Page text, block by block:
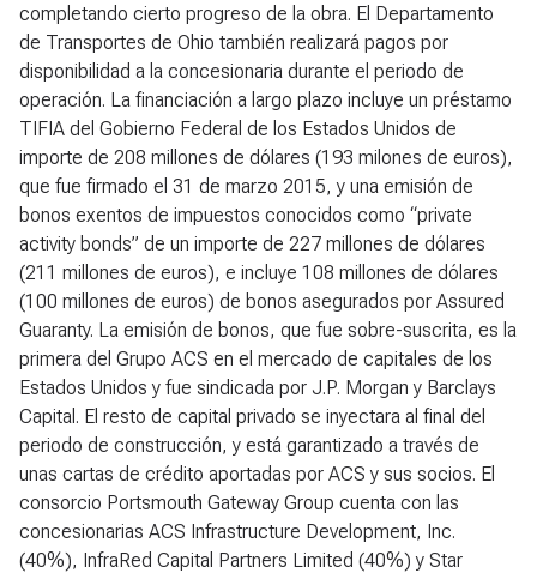
completando cierto progreso de la obra. El Departamento
de Transportes de Ohio también realizará pagos por
disponibilidad a la concesionaria durante el periodo de
operación. La financiación a largo plazo incluye un préstamo
TIFIA del Gobierno Federal de los Estados Unidos de
importe de 208 millones de dólares (193 milones de euros),
que fue firmado el 31 de marzo 2015, y una emisión de
bonos exentos de impuestos conocidos como “private
activity bonds” de un importe de 227 millones de dólares
(211 millones de euros), e incluye 108 millones de dólares
(100 millones de euros) de bonos asegurados por Assured
Guaranty. La emisión de bonos, que fue sobre-suscrita, es la
primera del Grupo ACS en el mercado de capitales de los
Estados Unidos y fue sindicada por J.P. Morgan y Barclays
Capital. El resto de capital privado se inyectara al final del
periodo de construcción, y está garantizado a través de
unas cartas de crédito aportadas por ACS y sus socios. El
consorcio Portsmouth Gateway Group cuenta con las
concesionarias ACS Infrastructure Development, Inc.
(40%), InfraRed Capital Partners Limited (40%) y Star